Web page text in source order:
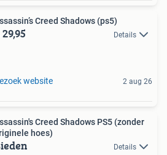
Creed Shadows (ps5)
Details
website 2 aug 26
Creed Shadows PS5 (zonder
hoes)
Details